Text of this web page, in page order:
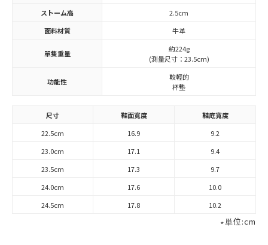
ストーム高
2.5cm
面料材質
牛革
單隻重量
約224g
(測量尺寸：23.5cm)
功能性
較輕的
杯墊
尺寸 鞋面寬度
鞋底寬度
22.5cm
16.9
9.2
23.0cm
17.1
9.4
23.5cm
17.3
9.7
24.0cm
17.6
10.0
24.5cm
17.8 10.2
∗単位:cm